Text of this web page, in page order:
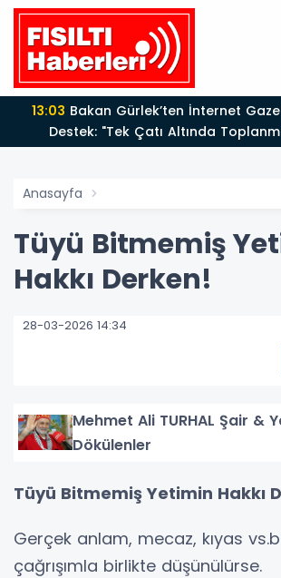
13:03
Destek: "Tek Çatı Altında
Düzenlemeye Hazırız"
Anasayfa
Tüyü Bitmemiş
Hakkı Derken!
28-03-2026 14:34
Mehmet Ali TURHAL Şair &
Dökülenler
Tüyü Bitmemiş Yetimin Hakkı
Gerçek anlam, mecaz, kıyas
çağrışımla birlikte düşünülürse.